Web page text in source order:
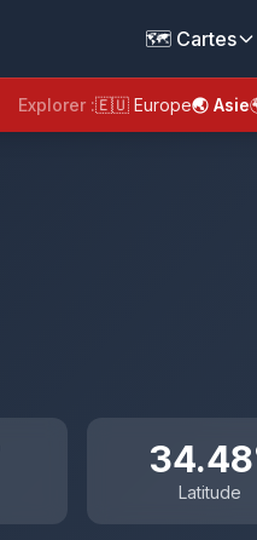
🗺️ Cartes
Explorer :🇪🇺 Europe🌏 Asie
Latitude